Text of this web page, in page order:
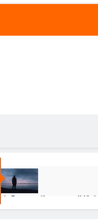
🌹 Poema: “Lo que callé” 🌹
12 Meses Atrás